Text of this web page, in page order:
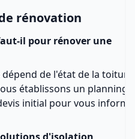
rénovation
il pour rénover une
de l'état de la toiture
établissons un planning
initial pour vous